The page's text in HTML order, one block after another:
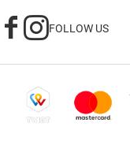
FOLLOW US